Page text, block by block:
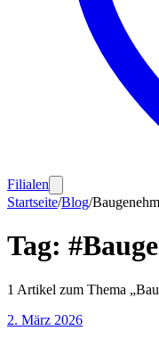
Filialen
Startseite/Blog/
Tag: #
1 Artikel zum Thema „
2. März 2026